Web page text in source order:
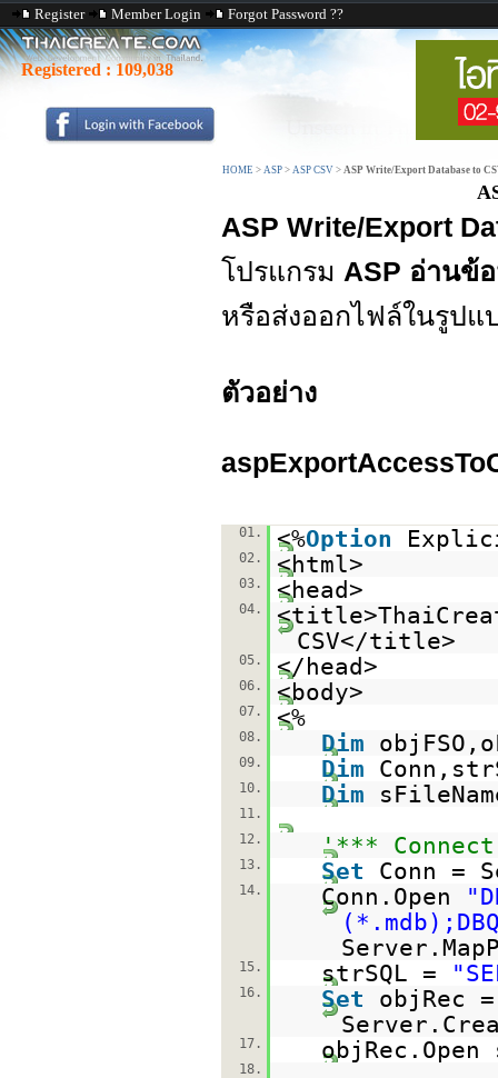
Register Member Login Forgot Password ??
Registered : 109,038
HOME > ASP > ASP CSV > ASP Write/Export Database to
ASP Write/Export
โปรแกรม ASP อ่านข้
หรือส่งออกไฟล์ในรูปแ
ตัวอย่าง
01. <%Option
02. <html>
03. <head>
04.
CSV</title>
05. </head>
06. <body>
07. <%
08. Dim
09. Dim
10. Dim
11.
12.
'***
13. Set Conn =
14. Conn.Open
15. strSQL =
16. Set
objRec =
17.
18.